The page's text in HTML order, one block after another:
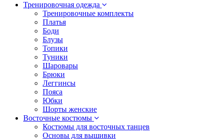
Тренировочная одежда
Тренировочные комплекты
Платья
Боди
Блузы
Топики
Туники
Шаровары
Брюки
Леггинсы
Пояса
Юбки
Шорты женские
Восточные костюмы
Костюмы для восточных танцев
Основы для вышивки